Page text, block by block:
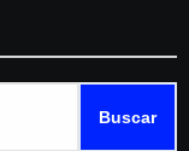
Buscar